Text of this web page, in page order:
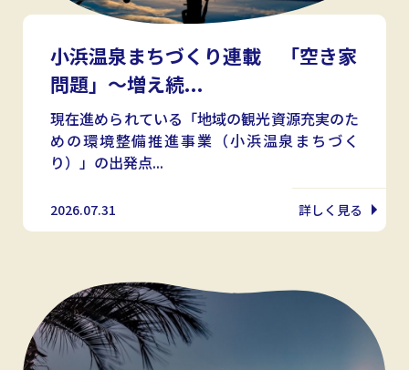
小浜温泉まちづくり連載 「空き家
問題」〜増え続...
現在進められている「地域の観光資源充実のた
めの環境整備推進事業（小浜温泉まちづく
り）」の出発点...
2026.07.31 詳しく見る